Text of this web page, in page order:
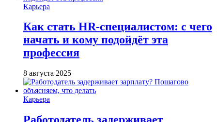
Карьера
Как стать HR-специалистом: с чего
начать и кому подойдёт эта
профессия
8 августа 2025
Карьера